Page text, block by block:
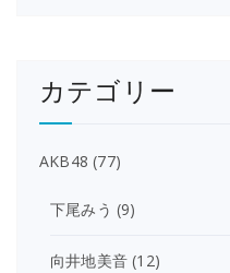
カテゴリー
AKB48 (77)
下尾みう (9)
向井地美音 (12)